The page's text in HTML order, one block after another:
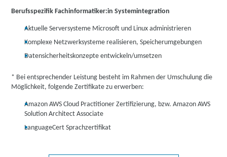
Berufsspezifik Fachinformatiker:in Systemintegration
Aktuelle Serversysteme Microsoft und Linux administrieren
Komplexe Netzwerksysteme realisieren, Speicherumgebungen
Datensicherheitskonzepte entwickeln/umsetzen
* Bei entsprechender Leistung besteht im Rahmen der Umschulung die
Möglichkeit, folgende Zertifikate zu erwerben:
Amazon AWS Cloud Practitioner Zertifizierung, bzw. Amazon AWS
Solution Architect Associate
LanguageCert Sprachzertifikat